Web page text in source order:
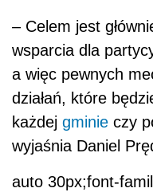
– Celem jest
wsparcia dla
a więc pewnych
działań, które
każdej gminie czy
wyjaśnia Daniel
auto 30px;font-